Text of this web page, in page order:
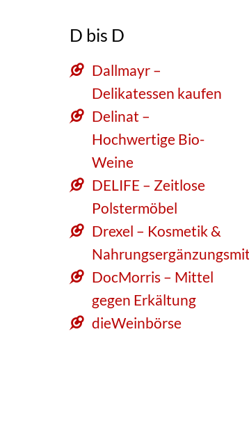
D bis D
Dallmayr –
Delikatessen kaufen
Delinat –
Hochwertige Bio-
Weine
DELIFE – Zeitlose
Polstermöbel
Drexel – Kosmetik &
DocMorris – Mittel
gegen Erkältung
dieWeinbörse